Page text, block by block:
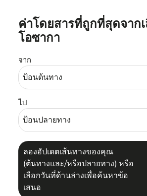
ค่าโดยสารที่ถูกที่สุดจาก
โอซากา
จาก
ไป
ลองอัปเดตเส้นทางของคุณ
(ต้นทางและ/หรือปลายทาง) หรือ
เลือกวันที่ด้านล่างเพื่อค้นหาข้อ
เสนอ
ลองอัปเดตเส้นทางของคุณ (ต้นทาง